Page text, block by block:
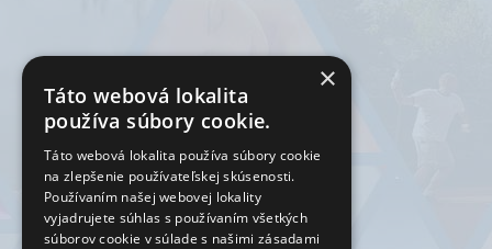
×
Táto webová lokalita
používa súbory cookie.
Táto webová lokalita používa súbory cookie
na zlepšenie používateľskej skúsenosti.
Používaním našej webovej lokality
vyjadrujete súhlas s používaním všetkých
súborov cookie v súlade s našimi zásadami